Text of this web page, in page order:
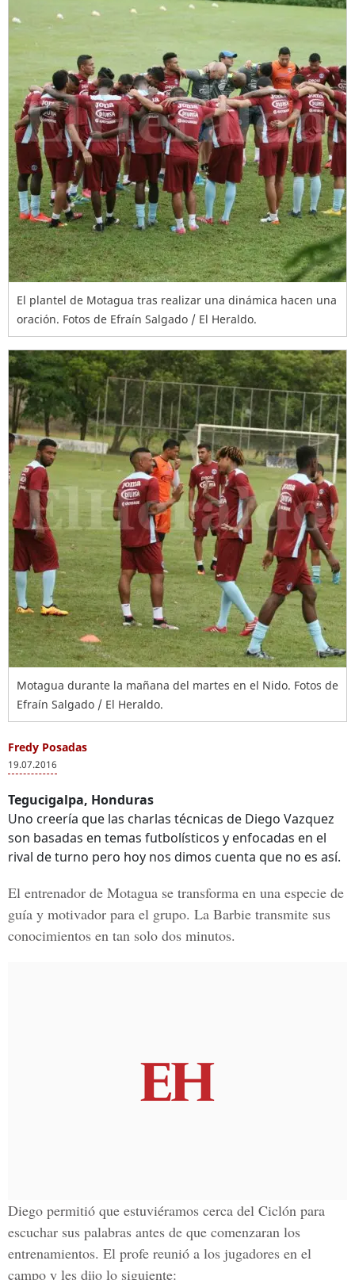
El plantel de Motagua tras realizar una dinámica hacen una
oración. Fotos de Efraín Salgado / El Heraldo.
Motagua durante la mañana del martes en el Nido. Fotos de
Efraín Salgado / El Heraldo.
Fredy Posadas
19.07.2016
Tegucigalpa, Honduras
Uno creería que las charlas técnicas de Diego Vazquez
son basadas en temas futbolísticos y enfocadas en el
rival de turno pero hoy nos dimos cuenta que no es así.
El entrenador de Motagua se transforma en una especie de
guía y motivador para el grupo. La Barbie transmite sus
conocimientos en tan solo dos minutos.
Diego permitió que estuviéramos cerca del Ciclón para
escuchar sus palabras antes de que comenzaran los
entrenamientos. El profe reunió a los jugadores en el
campo y les dijo lo siguiente: